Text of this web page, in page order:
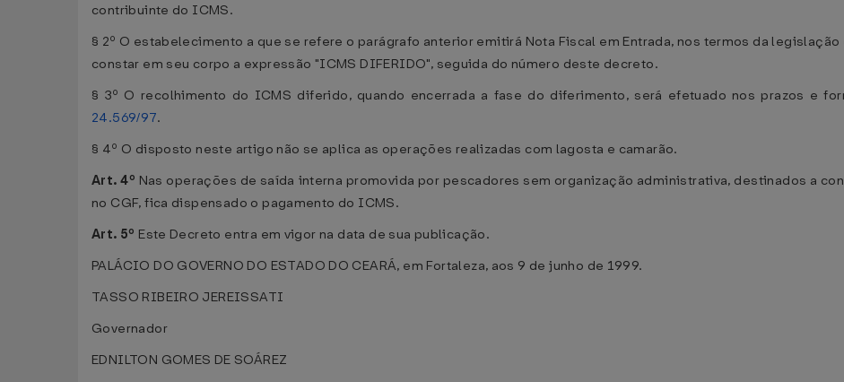
contribuinte do ICMS.
§ 2º O estabelecimento a que se refere o parágrafo anterior emitirá Nota Fiscal em Entrada, nos termos da
constar em seu corpo a expressão "ICMS DIFERIDO", seguida do número deste decreto.
§ 3º O recolhimento do ICMS diferido, quando encerrada a fase do diferimento, será efetuado nos prazos e
24.569/97.
§ 4º O disposto neste artigo não se aplica as operações realizadas com lagosta e camarão.
Art. 4º Nas operações de saída interna promovida por pescadores sem organização administrativa, destinados a
no CGF, fica dispensado o pagamento do ICMS.
Art. 5º Este Decreto entra em vigor na data de sua publicação.
PALÁCIO DO GOVERNO DO ESTADO DO CEARÁ, em Fortaleza, aos 9 de junho de 1999.
TASSO RIBEIRO JEREISSATI
Governador
EDNILTON GOMES DE SOÁREZ